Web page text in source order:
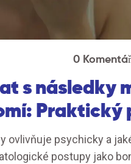
0
s následky
Praktický
ovlivňuje psychicky a
postupy jako